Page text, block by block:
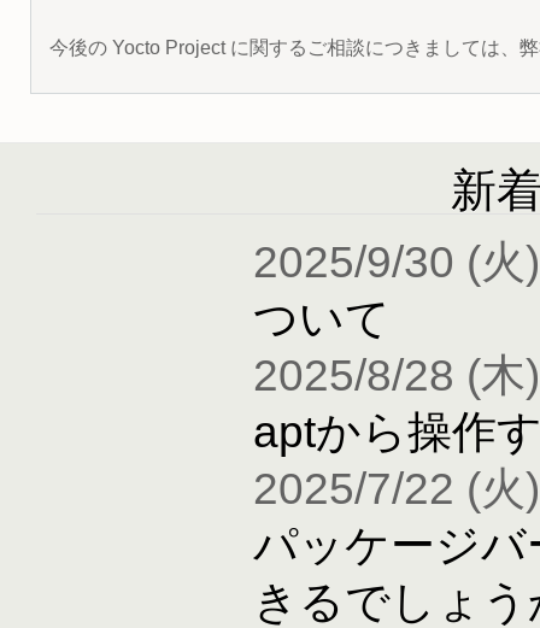
今後の Yocto Project に関するご相談につきましては、
新
2025/9/30 (火
ついて
2025/8/28 (木
aptから操作
2025/7/22 (火
パッケージ
きるでしょう